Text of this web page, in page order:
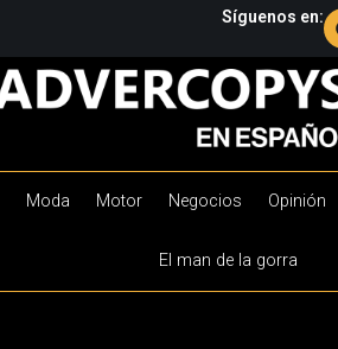
Síguenos en:
Moda Motor Negocios Opinión
El man de la gorra